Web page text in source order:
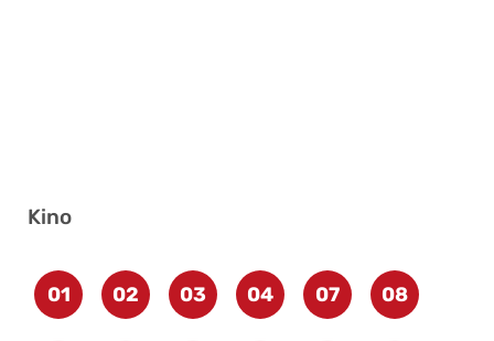
Kino
01 02 03 04 07 08